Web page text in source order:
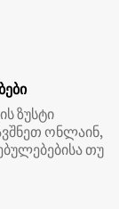
ზუსტი
ონლაინ,
თუ